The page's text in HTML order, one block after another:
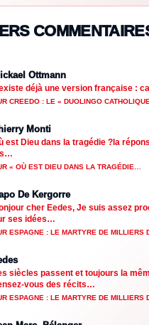
Ottmann
déjà une version française :
CREEDO : LE « DUOLINGO
Monti
est Dieu dans la tragédie ?la
« OÙ EST DIEU DANS LA TRAGÉDIE…
De Kergorre
cher Eedes, Je suis assez
ses idées…
ESPAGNE : LE MARTYRE DE MILLIERS
siècles passent et toujours la
vous des récits…
ESPAGNE : LE MARTYRE DE MILLIERS